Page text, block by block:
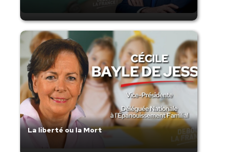
La liberté ou la Mort